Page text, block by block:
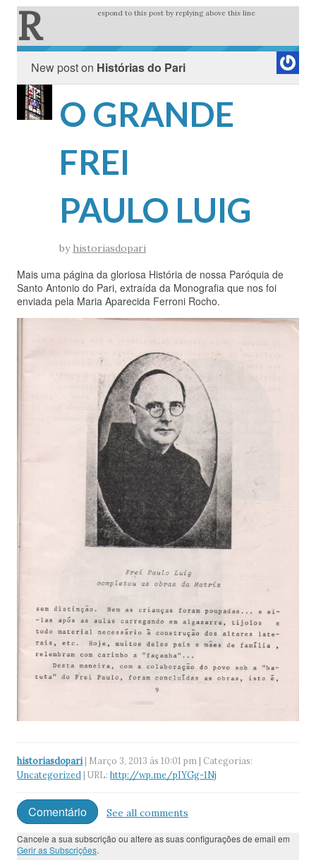
R espond to this post by replying above this line
New post on Histórias do Pari
O GRANDE
FREI
PAULO LUIG
by historiasdopari
Mais uma página da gloriosa História de nossa Paróquia de
Santo Antonio do Pari, extraída da Monografia que nos foi
enviada pela Maria Aparecida Ferroni Rocho.
historiasdopari| Março 3, 2013 ás 10:01 pm | Categorias:
Uncategorized | URL: http://wp.me/pIYGg-1Nj
Comentário See all comments
Cancele a sua subscrição ou altere as suas configurações de email em
Gerir as Subscrições.